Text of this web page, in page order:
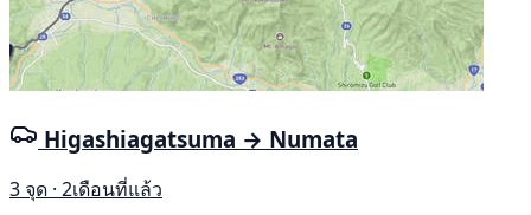
Higashiagatsuma → Numata
3 จุด · 2เดือนที่แล้ว